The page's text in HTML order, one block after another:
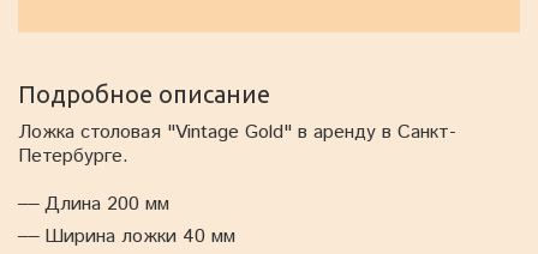
Подробное описание
Ложка столовая "Vintage Gold" в аренду в Санкт-
Петербурге.
Длина 200 мм
Ширина ложки 40 мм